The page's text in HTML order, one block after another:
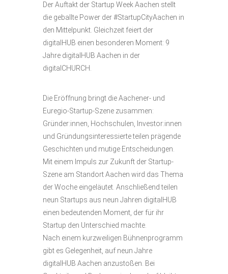
Der Auftakt der Startup Week Aachen stellt
die geballte Power der #StartupCityAachen in
den Mittelpunkt. Gleichzeit feiert der
digitalHUB einen besonderen Moment: 9
Jahre digitalHUB Aachen in der
digitalCHURCH.
Die Eröffnung bringt die Aachener- und
Euregio-Startup-Szene zusammen:
Gründer:innen, Hochschulen, Investor:innen
und Gründungsinteressierte teilen prägende
Geschichten und mutige Entscheidungen.
Mit einem Impuls zur Zukunft der Startup-
Szene am Standort Aachen wird das Thema
der Woche eingeläutet. Anschließend teilen
neun Startups aus neun Jahren digitalHUB
einen bedeutenden Moment, der für ihr
Startup den Unterschied machte.
Nach einem kurzweiligen Bühnenprogramm
gibt es Gelegenheit, auf neun Jahre
digitalHUB Aachen anzustoßen. Bei